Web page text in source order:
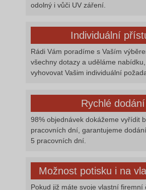
odolný i vůči UV záření.
Individuální
Rádi Vám poradíme s Vaším
všechny dotazy a uděláme
vyhovovat Vašim individuální
Rychlé dodání
98% objednávek dokážeme vyřídit
pracovních dní, garantujeme
5 pracovních dní.
Možnost potisku i na
Pokud již máte svoje vlastní firemní